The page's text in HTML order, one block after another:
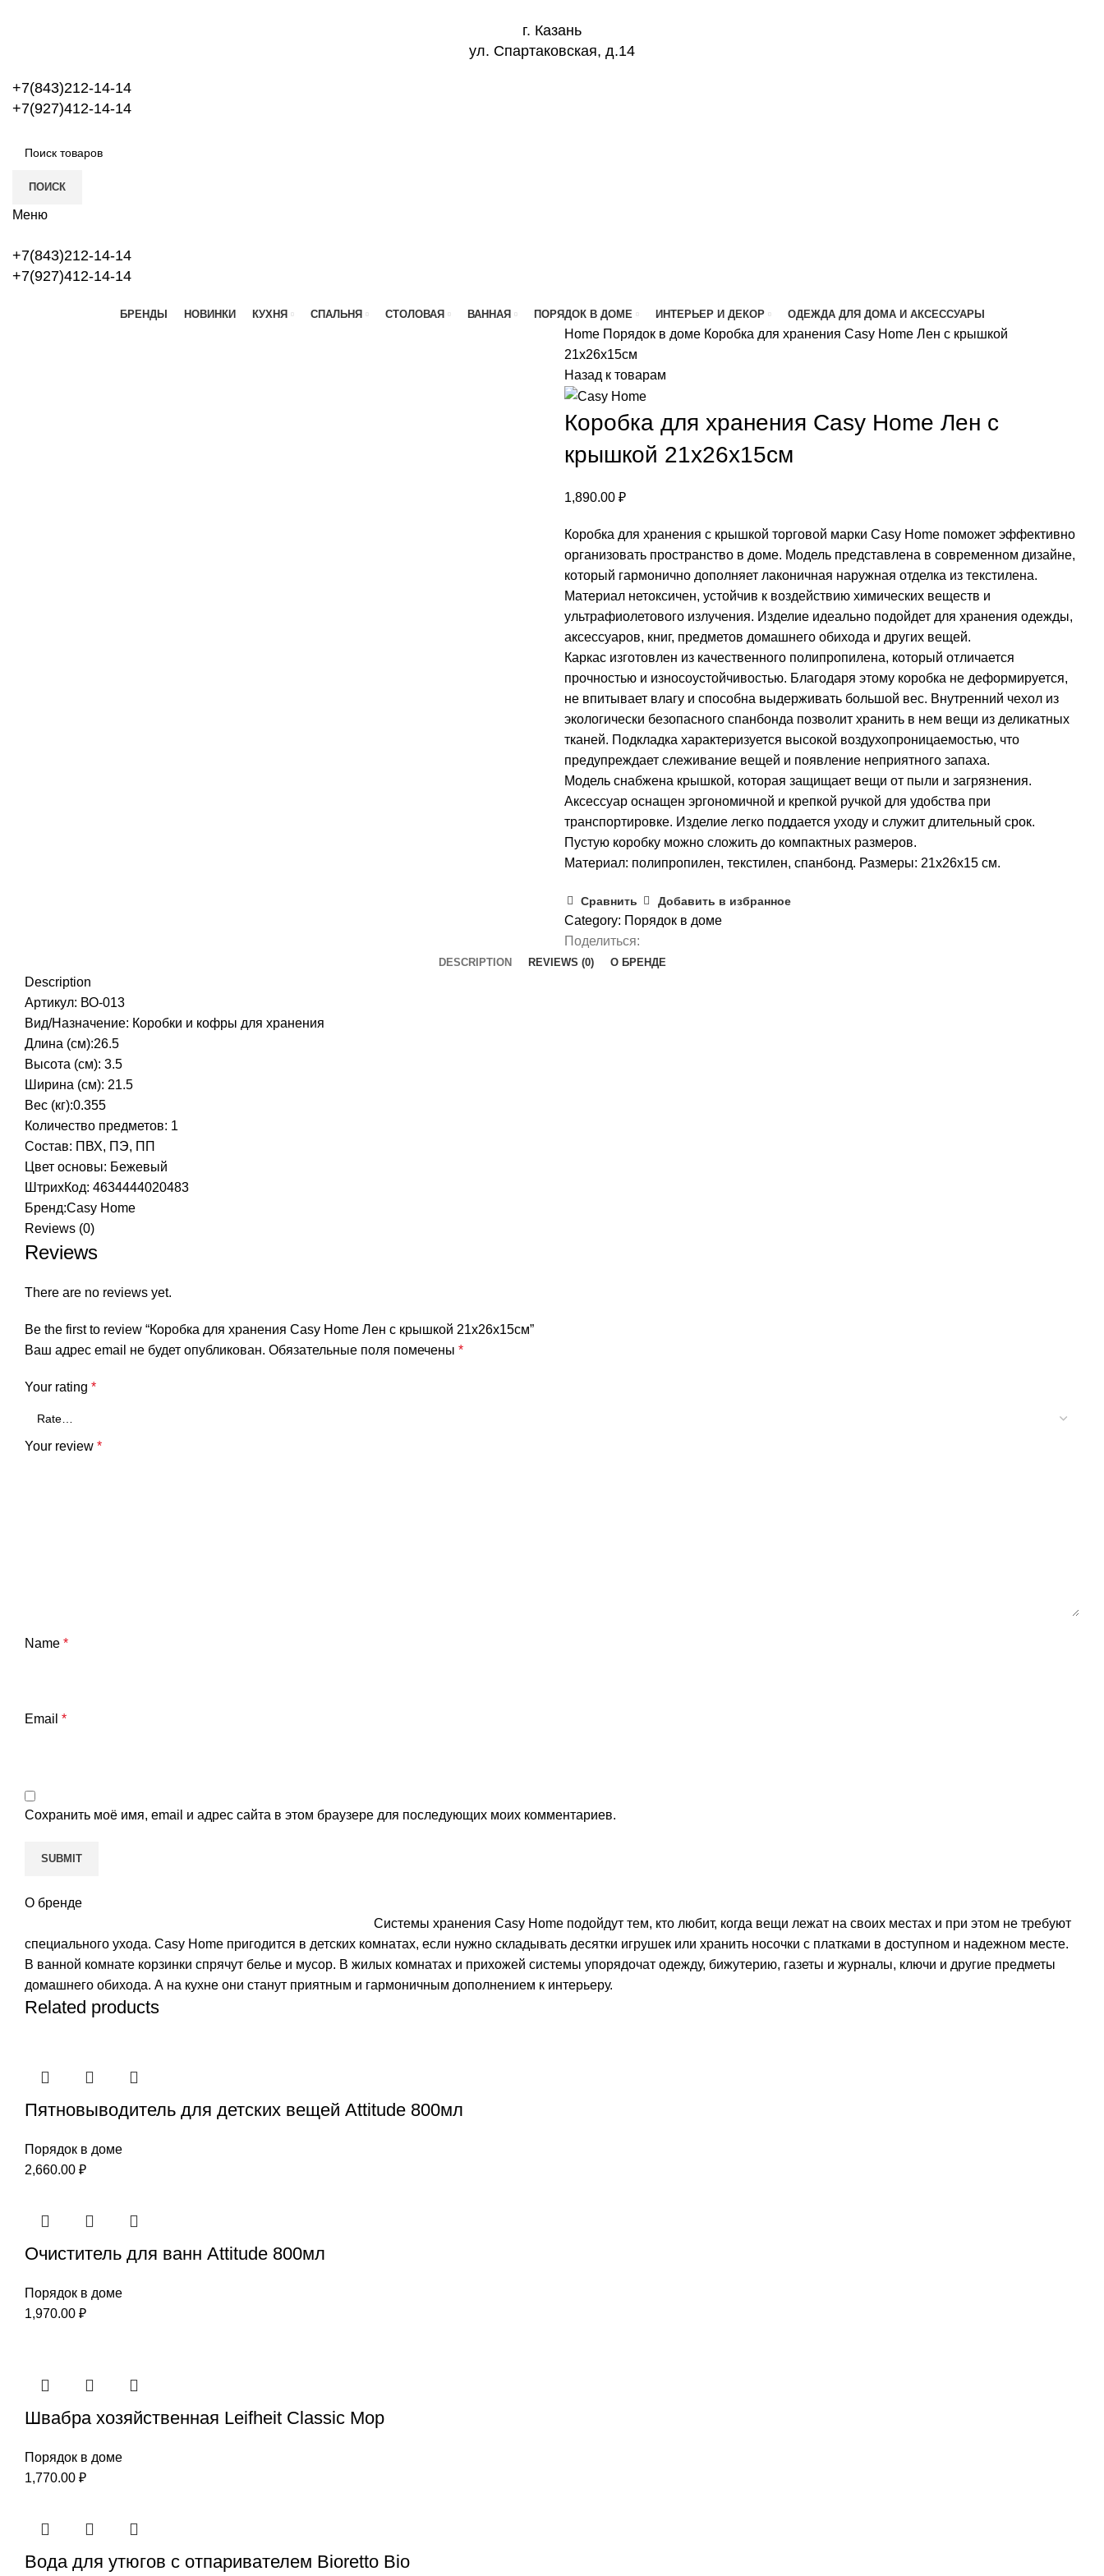
г. Казань
ул. Спартаковская, д.14
+7(843)212-14-14
+7(927)412-14-14
ПОИСК
Меню
+7(843)212-14-14
+7(927)412-14-14
БРЕНДЫ НОВИНКИ КУХНЯ СПАЛЬНЯ СТОЛОВАЯ ВАННАЯ ПОРЯДОК В ДОМЕ ИНТЕРЬЕР И ДЕКОР ОДЕЖДА ДЛЯ ДОМА И АКСЕССУАРЫ
Home Порядок в доме Коробка для хранения Casy Home Лен с крышкой
21x26x15см
Назад к товарам
Коробка для хранения Casy Home Лен с
крышкой 21x26x15см
1,890.00 ₽
Коробка для хранения с крышкой торговой марки Casy Home поможет эффективно
организовать пространство в доме. Модель представлена в современном дизайне,
который гармонично дополняет лаконичная наружная отделка из текстилена.
Материал нетоксичен, устойчив к воздействию химических веществ и
ультрафиолетового излучения. Изделие идеально подойдет для хранения одежды,
аксессуаров, книг, предметов домашнего обихода и других вещей.
Каркас изготовлен из качественного полипропилена, который отличается
прочностью и износоустойчивостью. Благодаря этому коробка не деформируется,
не впитывает влагу и способна выдерживать большой вес. Внутренний чехол из
экологически безопасного спанбонда позволит хранить в нем вещи из деликатных
тканей. Подкладка характеризуется высокой воздухопроницаемостью, что
предупреждает слеживание вещей и появление неприятного запаха.
Модель снабжена крышкой, которая защищает вещи от пыли и загрязнения.
Аксессуар оснащен эргономичной и крепкой ручкой для удобства при
транспортировке. Изделие легко поддается уходу и служит длительный срок.
Пустую коробку можно сложить до компактных размеров.
Материал: полипропилен, текстилен, спанбонд. Размеры: 21х26х15 см.
Сравнить Добавить в избранное
Category: Порядок в доме
Поделиться:
DESCRIPTION REVIEWS (0) О БРЕНДЕ
Description
Артикул: ВО-013
Вид/Назначение: Коробки и кофры для хранения
Длина (см):26.5
Высота (см): 3.5
Ширина (см): 21.5
Вес (кг):0.355
Количество предметов: 1
Состав: ПВХ, ПЭ, ПП
Цвет основы: Бежевый
ШтрихКод: 4634444020483
Бренд:Casy Home
Reviews (0)
Reviews
There are no reviews yet.
Be the first to review “Коробка для хранения Casy Home Лен с крышкой 21x26x15см”
Ваш адрес email не будет опубликован. Обязательные поля помечены *
Your rating *
Your review *
Name *
Email *
Сохранить моё имя, email и адрес сайта в этом браузере для последующих моих комментариев.
О бренде
Системы хранения Casy Home подойдут тем, кто любит, когда вещи лежат на своих местах и при этом не требуют
специального ухода. Casy Home пригодится в детских комнатах, если нужно складывать десятки игрушек или хранить носочки с платками в доступном и надежном месте.
В ванной комнате корзинки спрячут белье и мусор. В жилых комнатах и прихожей системы упорядочат одежду, бижутерию, газеты и журналы, ключи и другие предметы
домашнего обихода. А на кухне они станут приятным и гармоничным дополнением к интерьеру.
Related products
Пятновыводитель для детских вещей Attitude 800мл
Порядок в доме
2,660.00 ₽
Очиститель для ванн Attitude 800мл
Порядок в доме
1,970.00 ₽
Швабра хозяйственная Leifheit Classic Mop
Порядок в доме
1,770.00 ₽
Вода для утюгов с отпаривателем Bioretto Bio